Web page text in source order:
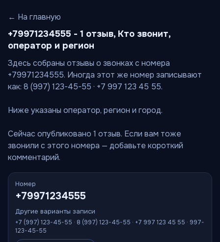
← На главную
+79971234555 - 1 отзыв, Кто звонит,
оператор и регион
Здесь собраны отзывы о звонках с номера
+79971234555. Иногда этот же номер записывают
как: 8 (997) 123-45-55 · +7 997 123 45 55.
Ниже указаны оператор, регион и город.
Сейчас опубликовано 1 отзыв. Если вам тоже
звонили с этого номера — добавьте короткий
комментарий.
Номер
+79971234555
Другие варианты записи
+7 (997) 123-45-55 · 8 (997) 123-45-55 · +7 997 123 45 55 · 997-
123-45-55